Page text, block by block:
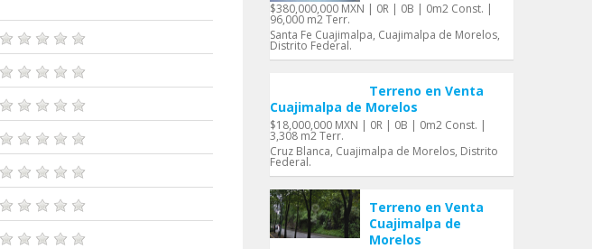
$380,000,000 MXN | 0R | 0B | 0m2 Const. |
96,000 m2 Terr.
Santa Fe Cuajimalpa, Cuajimalpa de Morelos,
Distrito Federal.
Terreno en Venta
Cuajimalpa de Morelos
$18,000,000 MXN | 0R | 0B | 0m2 Const. |
3,308 m2 Terr.
Cruz Blanca, Cuajimalpa de Morelos, Distrito
Federal.
Terreno en Venta
Cuajimalpa de
Morelos